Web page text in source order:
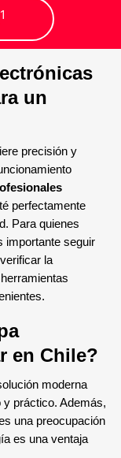
1
un
precisión y
perfectamente
Para quienes
importante seguir
la
en Chile?
moderna
y práctico. Además,
una preocupación
es una ventaja